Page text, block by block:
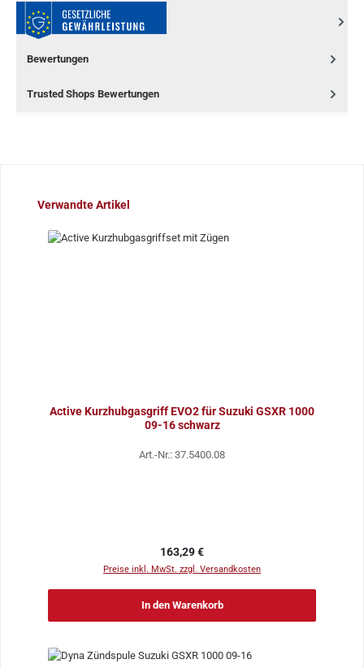
Bewertungen
Trusted Shops Bewertungen
Produktgalerie überspringen
Verwandte Artikel
Active Kurzhubgasgriff EVO2 für Suzuki GSXR 1000
09-16 schwarz
Art.-Nr.: 37.5400.08
Regulärer Preis:
163,29 €
Preise inkl. MwSt. zzgl. Versandkosten
In den Warenkorb